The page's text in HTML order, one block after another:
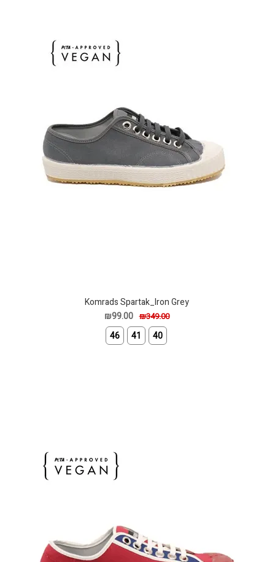
Komrads Spartak_Iron Grey
₪349.00
₪99.00
40
41
46